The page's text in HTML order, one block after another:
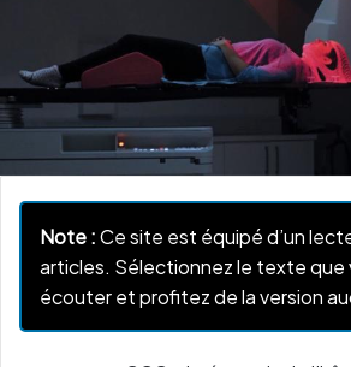
Note :Ce site est équipé d’un
articles. Sélectionnez le texte que
écouter et profitez de la version